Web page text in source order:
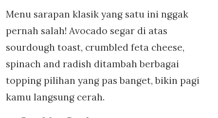
Menu sarapan klasik yang satu ini nggak
pernah salah! Avocado segar di atas
sourdough toast, crumbled feta cheese,
spinach and radish ditambah berbagai
topping pilihan yang pas banget, bikin pagi
kamu langsung cerah.